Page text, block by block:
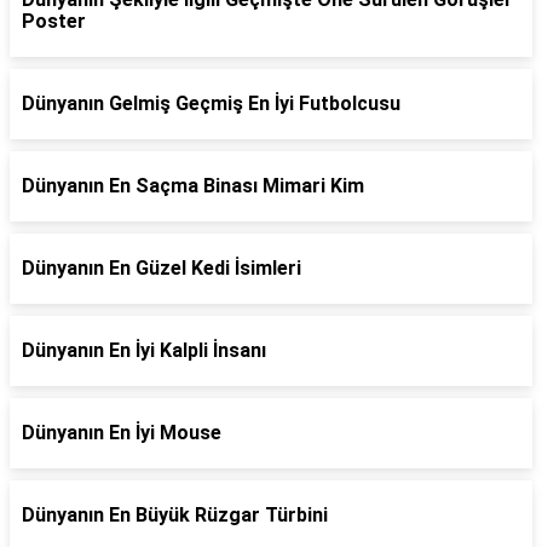
Poster
Dünyanın Gelmiş Geçmiş En İyi Futbolcusu
Dünyanın En Saçma Binası Mimari Kim
Dünyanın En Güzel Kedi İsimleri
Dünyanın En İyi Kalpli İnsanı
Dünyanın En İyi Mouse
Dünyanın En Büyük Rüzgar Türbini